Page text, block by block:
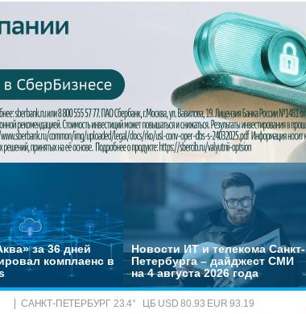
за 36 дней
комплаенс в
Новости ИТ и телекома Санкт-
Петербурга – дайджест СМИ
на 4 августа 2026 года
САНКТ-ПЕТЕРБУРГ 23.4° ЦБ USD 80.93 EUR 93.19